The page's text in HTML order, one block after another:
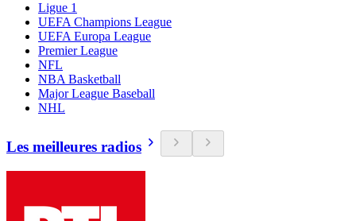
Ligue 1
UEFA Champions League
UEFA Europa League
Premier League
NFL
NBA Basketball
Major League Baseball
NHL
Les meilleures radios